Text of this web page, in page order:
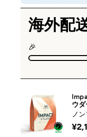
海外配
🎉
ウダ
ノ